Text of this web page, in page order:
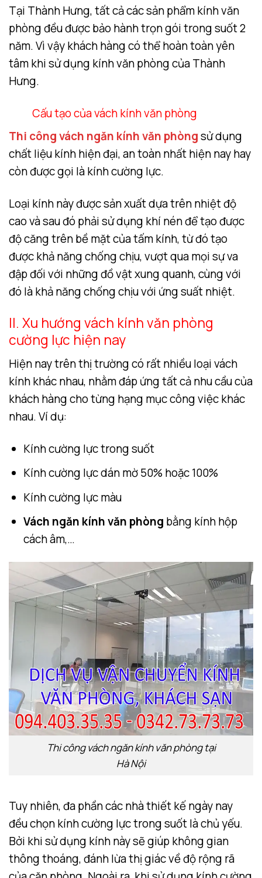
Tại Thành Hưng, tất cả các sản phẩm kính văn
phòng đều được bảo hành trọn gói trong suốt 2
năm. Vì vậy khách hàng có thể hoàn toàn yên
tâm khi sử dụng kính văn phòng của Thành
Hưng.
Cấu tạo của vách kính văn phòng
Thi công vách ngăn kính văn phòngsử dụng
chất liệu kính hiện đại, an toàn nhất hiện nay hay
còn được gọi là kính cường lực.
Loại kính này được sản xuất dựa trên nhiệt độ
cao và sau đó phải sử dụng khí nén để tạo được
độ căng trên bề mặt của tấm kính, từ đó tạo
được khả năng chống chịu, vượt qua mọi sự va
đập đối với những đồ vật xung quanh, cùng với
đó là khả năng chống chịu với ứng suất nhiệt.
II. Xu hướng vách kính văn phòng
cường lực hiện nay
Hiện nay trên thị trường có rất nhiều loại vách
kính khác nhau, nhằm đáp ứng tất cả nhu cầu của
khách hàng cho từng hạng mục công việc khác
nhau. Ví dụ:
Kính cường lực trong suốt
Kính cường lực dán mờ 50% hoặc 100%
Kính cường lực màu
Vách ngăn kính văn phòng bằng kính hộp
cách âm,…
Thi công vách ngăn kính văn phòng tại
Hà Nội
Tuy nhiên, đa phần các nhà thiết kế ngày nay
đều chọn kính cường lực trong suốt là chủ yếu.
Bởi khi sử dụng kính này sẽ giúp không gian
thông thoáng, đánh lừa thị giác về độ rộng rã